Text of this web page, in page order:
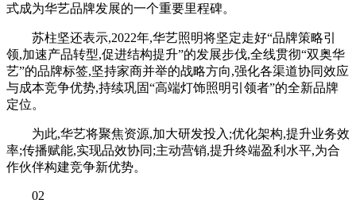
式成为华艺品牌发展的一个重要里程碑。
苏柱坚还表示,2022年,华艺照明将坚定走好“品牌策略引
领,加速产品转型,促进结构提升”的发展步伐,全线贯彻“双奥华
艺”的品牌标签,坚持家商并举的战略方向,强化各渠道协同效应
与成本竞争优势,持续巩固“高端灯饰照明引领者”的全新品牌
定位。
为此,华艺将聚焦资源,加大研发投入;优化架构,提升业务效
率;传播赋能,实现品效协同;主动营销,提升终端盈利水平,为合
作伙伴构建竞争新优势。
02